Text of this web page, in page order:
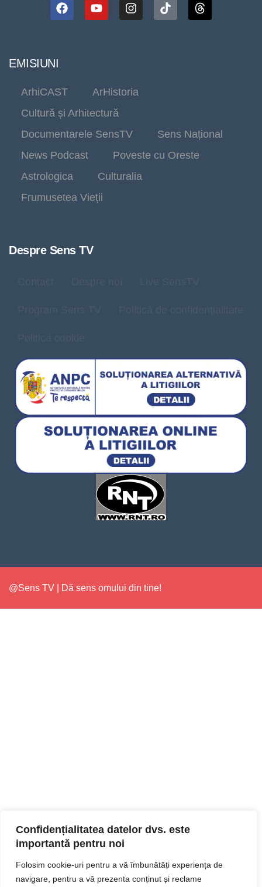
Confidențialitatea datelor dvs. este
importantă pentru noi
Folosim cookie-uri pentru a vă îmbunătăți experiența de
navigare, pentru a vă prezenta conținut și reclame
EMISIUNI
ArhiCAST
ArHistoria
Cultură și Arhitectură
Documentarele SensTV
Sens Național
News Podcast
Poveste cu Oreste
Astrologica
Culturalia
Frumusetea Vieții
Despre Sens TV
@Sens TV | Dă sens omului din tine!